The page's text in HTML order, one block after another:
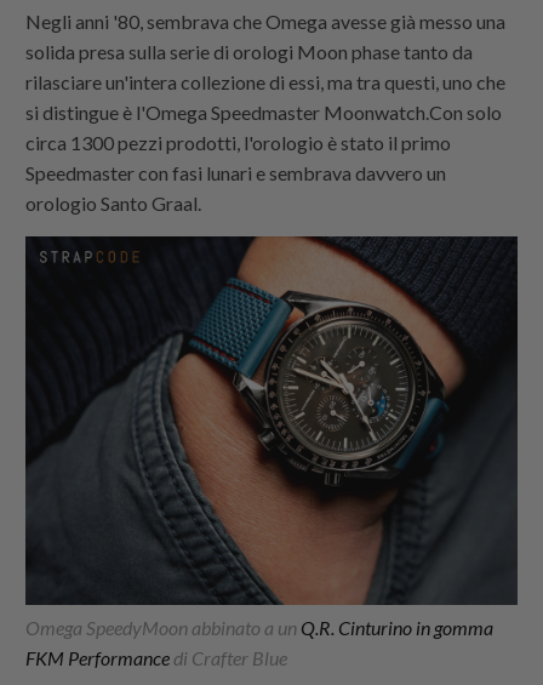
Negli anni '80, sembrava che Omega avesse già messo una
solida presa sulla serie di orologi Moon phase tanto da
rilasciare un'intera collezione di essi, ma tra questi, uno che
si distingue è l'Omega Speedmaster Moonwatch.Con solo
circa 1300 pezzi prodotti, l'orologio è stato il primo
Speedmaster con fasi lunari e sembrava davvero un
orologio Santo Graal.
Omega SpeedyMoon abbinato a un Q.R. Cinturino in gomma
FKM Performance di Crafter Blue